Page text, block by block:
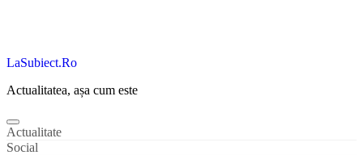
LaSubiect.Ro
Actualitatea, așa cum este
Actualitate
Social